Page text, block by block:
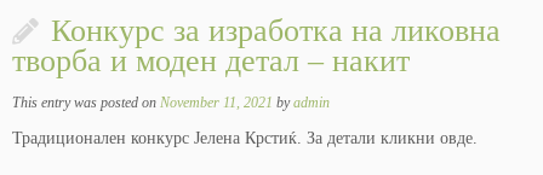
Конкурс за изработка на ликовна
творба и моден детал – накит
This entry was posted on November 11, 2021 byadmin
Традиционален конкурс Јелена Крстиќ. За детали кликни овде.